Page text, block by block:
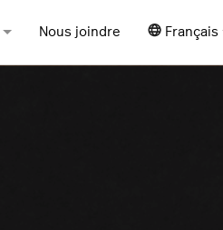
Nous joindre Français